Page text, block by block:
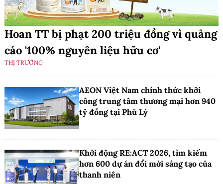
Hoan TT bị phạt 200 triệu đồng vì quảng
cáo '100% nguyên liệu hữu cơ'
THỊ TRƯỜNG
AEON Việt Nam chính thức khởi
công trung tâm thương mại hơn 940
tỷ đồng tại Phủ Lý
Khởi động RE:ACT 2026, tìm kiếm
hơn 600 dự án đổi mới sáng tạo của
thanh niên